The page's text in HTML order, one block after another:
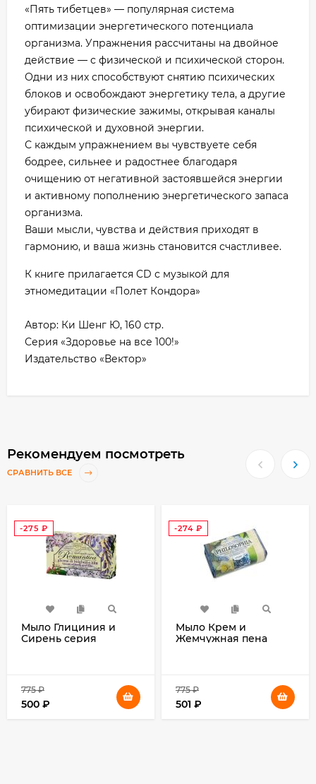
«Пять тибетцев» — популярная система
оптимизации энергетического потенциала
организма. Упражнения рассчитаны на двойное
действие — с физической и психической сторон.
Одни из них способствуют снятию психических
блоков и освобождают энергетику тела, а другие
убирают физические зажимы, открывая каналы
психической и духовной энергии.
С каждым упражнением вы чувствуете себя
бодрее, сильнее и радостнее благодаря
очищению от негативной застоявшейся энергии
и активному пополнению энергетического запаса
организма.
Ваши мысли, чувства и действия приходят в
гармонию, и ваша жизнь становится счастливее.
К книге прилагается CD с музыкой для
этномедитации «Полет Кондора»
Автор: Ки Шенг Ю, 160 стр.
Серия «Здоровье на все 100!»
Издательство «Вектор»
Рекомендуем посмотреть
СРАВНИТЬ ВСЕ
-275 ₽
Мыло Глициния и
Сирень серия
lilla tuscan westeria
and lilac Soap Nesti
Dante, 250 гр.
775₽
500 ₽
-274 ₽
Мыло Крем и
Жемчужная пена
and pearls Soap Nesti
Dante, 250 гр.
775₽
501 ₽